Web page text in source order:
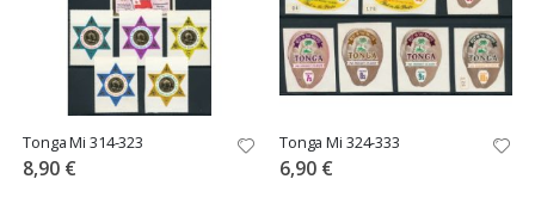
Tonga Mi 314-323
8,90 €
Tonga Mi 324-333
6,90 €